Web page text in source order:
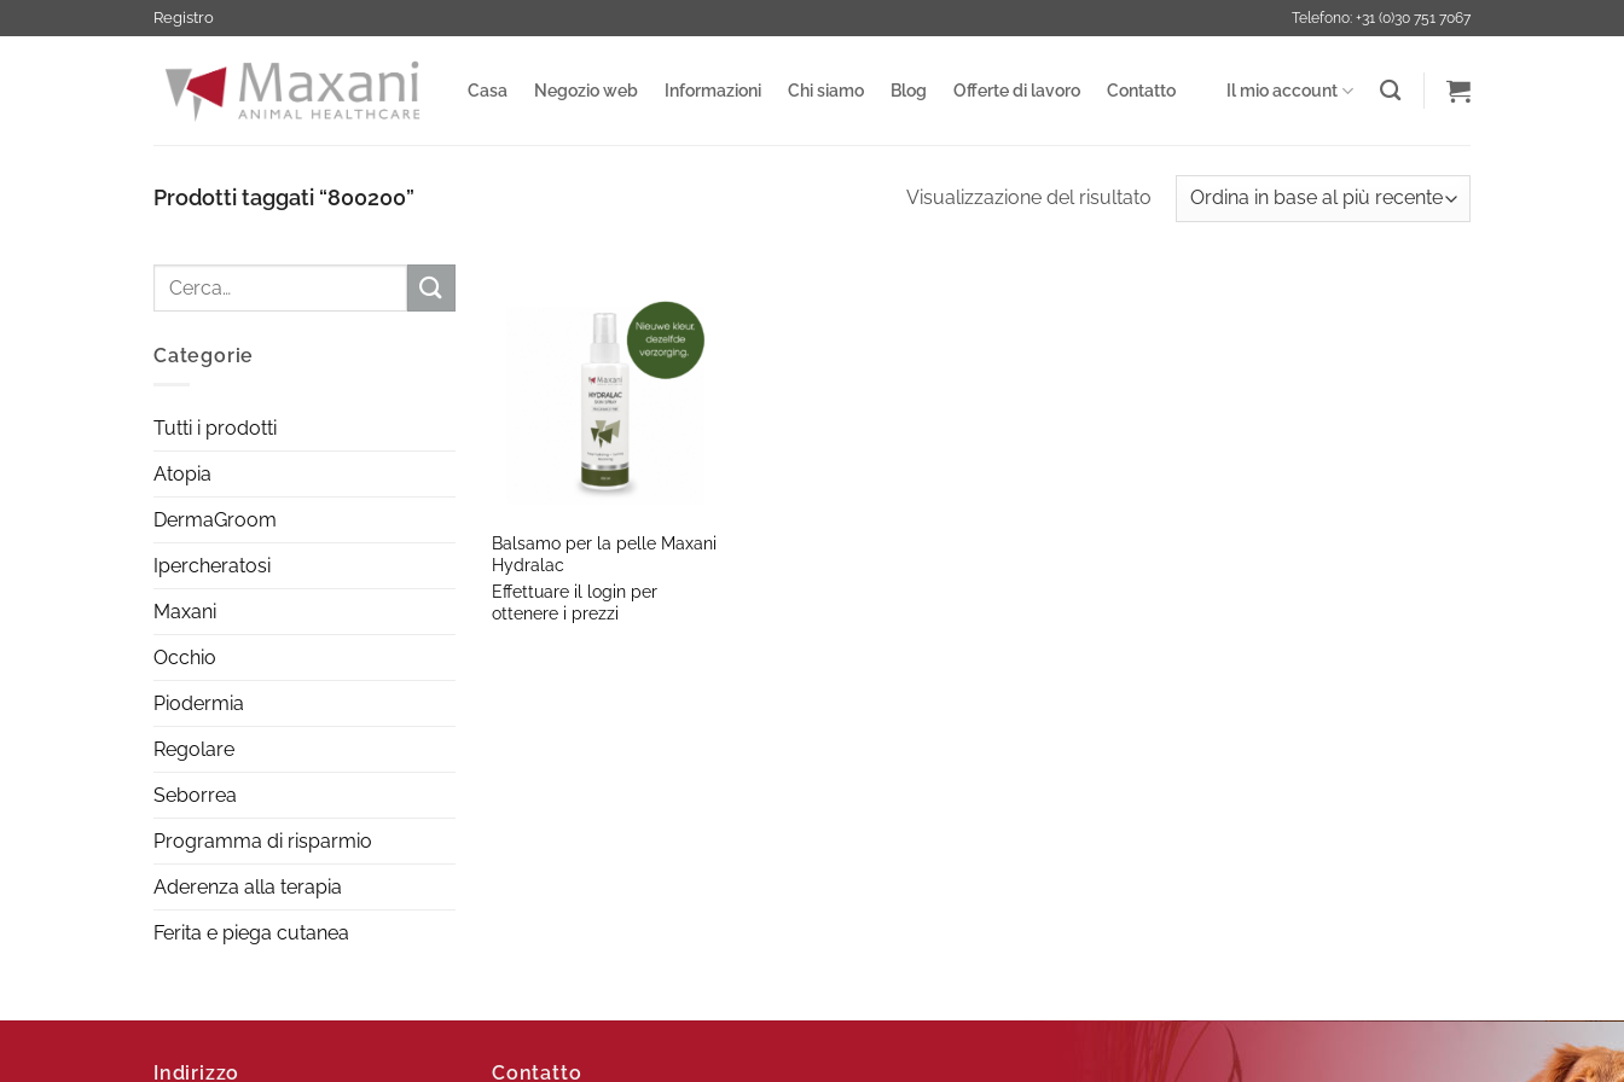
ai
Registro Telefono: +31 (0)30 751 7067
Casa Negozio web Informazioni Chi siamo Blog Offerte di lavoro Contatto Il mio account
Prodotti taggati “800200” Visualizzazione del risultato
Cerca:
Categorie
Tutti i prodotti
Atopia
DermaGroom
Ipercheratosi
Maxani
Occhio
Piodermia
Regolare
Seborrea
Programma di risparmio
Aderenza alla terapia
Ferita e piega cutanea
Balsamo per la pelle Maxani
Hydralac
Effettuare il login per
ottenere i prezzi
Indirizzo Contatto